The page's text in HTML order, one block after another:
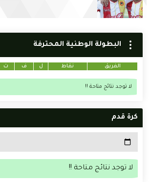
البطولة الوطنية المحترفة
الفريق نقاط ل ف ت
لا توجد نتائج متاحة !!
كرة قدم
لا توجد نتائج متاحة !!